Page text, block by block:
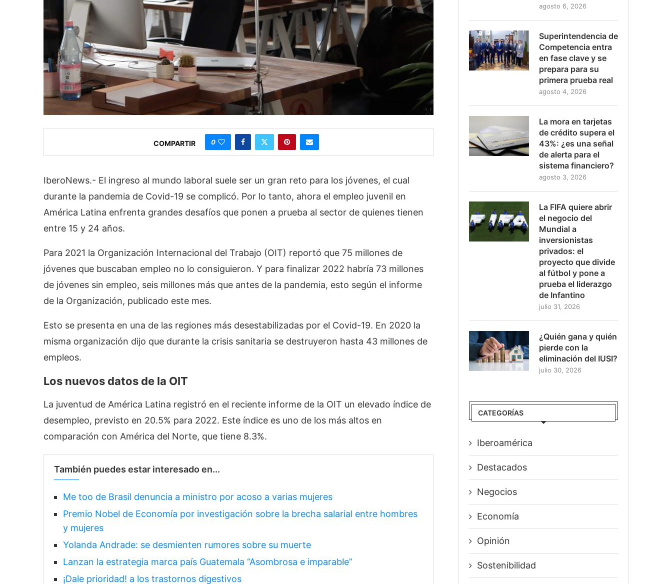
COMPARTIR 0
IberoNews.- El ingreso al mundo laboral suele ser un gran reto para los jóvenes, el cual
durante la pandemia de Covid-19 se complicó. Por lo tanto, ahora el empleo juvenil en
América Latina enfrenta grandes desafíos que ponen a prueba al sector de quienes tienen
entre 15 y 24 años.
Para 2021 la Organización Internacional del Trabajo (OIT) reportó que 75 millones de
jóvenes que buscaban empleo no lo consiguieron. Y para finalizar 2022 habría 73 millones
de jóvenes sin empleo, seis millones más que antes de la pandemia, esto según el informe
de la Organización, publicado este mes.
Esto se presenta en una de las regiones más desestabilizadas por el Covid-19. En 2020 la
misma organización dijo que durante la crisis sanitaria se destruyeron hasta 43 millones de
empleos.
Los nuevos datos de la OIT
La juventud de América Latina registró en el reciente informe de la OIT un elevado índice de
desempleo, previsto en 20.5% para 2022. Este índice es uno de los más altos en
comparación con América del Norte, que tiene 8.3%.
También puedes estar interesado en...
Me too de Brasil denuncia a ministro por acoso a varias mujeres
Premio Nobel de Economía por investigación sobre la brecha salarial entre hombres
y mujeres
Yolanda Andrade: se desmienten rumores sobre su muerte
Lanzan la estrategia marca país Guatemala “Asombrosa e imparable”
¡Dale prioridad! a los trastornos digestivos
agosto 6, 2026
Superintendencia de
Competencia entra
en fase clave y se
prepara para su
primera prueba real
agosto 4, 2026
La mora en tarjetas
de crédito supera el
43%: ¿es una señal
de alerta para el
sistema financiero?
agosto 3, 2026
La FIFA quiere abrir
el negocio del
Mundial a
inversionistas
privados: el
proyecto que divide
al fútbol y pone a
prueba el liderazgo
de Infantino
julio 31, 2026
¿Quién gana y quién
pierde con la
eliminación del IUSI?
julio 30, 2026
CATEGORÍAS
Iberoamérica
Destacados
Negocios
Economía
Opinión
Sostenibilidad